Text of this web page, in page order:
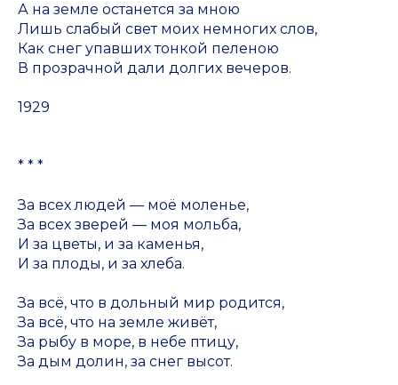
А на земле останется за мною
Лишь слабый свет моих немногих слов,
Как снег упавших тонкой пеленою
В прозрачной дали долгих вечеров.
1929
* * *
За всех людей — моё моленье,
За всех зверей — моя мольба,
И за цветы, и за каменья,
И за плоды, и за хлеба.
За всё, что в дольный мир родится,
За всё, что на земле живёт,
За рыбу в море, в небе птицу,
За дым долин, за снег высот.